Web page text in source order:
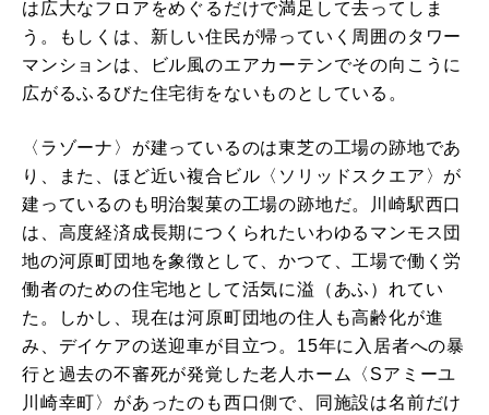
は広大なフロアをめぐるだけで満足して去ってしま
う。もしくは、新しい住民が帰っていく周囲のタワー
マンションは、ビル風のエアカーテンでその向こうに
広がるふるびた住宅街をないものとしている。
〈ラゾーナ〉が建っているのは東芝の工場の跡地であ
り、また、ほど近い複合ビル〈ソリッドスクエア〉が
建っているのも明治製菓の工場の跡地だ。川崎駅西口
は、高度経済成長期につくられたいわゆるマンモス団
地の河原町団地を象徴として、かつて、工場で働く労
働者のための住宅地として活気に溢（あふ）れてい
た。しかし、現在は河原町団地の住人も高齢化が進
み、デイケアの送迎車が目立つ。15年に入居者への暴
行と過去の不審死が発覚した老人ホーム〈Sアミーユ
川崎幸町〉があったのも西口側で、同施設は名前だけ